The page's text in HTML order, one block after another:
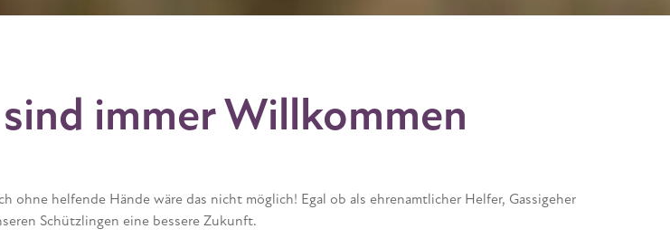
immer Willkommen
ohne helfende Hände wäre das nicht möglich! Egal ob als ehrenamtlicher Helfer, Gassigeher
Schützlingen eine bessere Zukunft.